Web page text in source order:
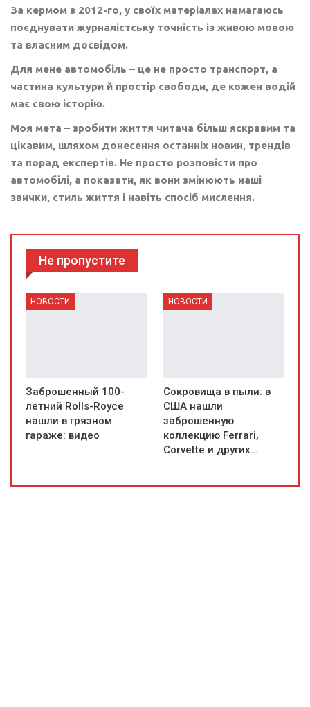
За кермом з 2012-го, у своїх матеріалах намагаюсь
поєднувати журналістську точність із живою мовою
та власним досвідом.
Для мене автомобіль – це не просто транспорт, а
частина культури й простір свободи, де кожен водій
має свою історію.
Моя мета – зробити життя читача більш яскравим та
цікавим, шляхом донесення останніх новин, трендів
та порад експертів. Не просто розповісти про
автомобілі, а показати, як вони змінюють наші
звички, стиль життя і навіть спосіб мислення.
Не пропустите
НОВОСТИ
Заброшенный 100-
летний Rolls-Royce
нашли в грязном
гараже: видео
НОВОСТИ
Сокровища в пыли: в
США нашли
заброшенную
коллекцию Ferrari,
Corvette и других…